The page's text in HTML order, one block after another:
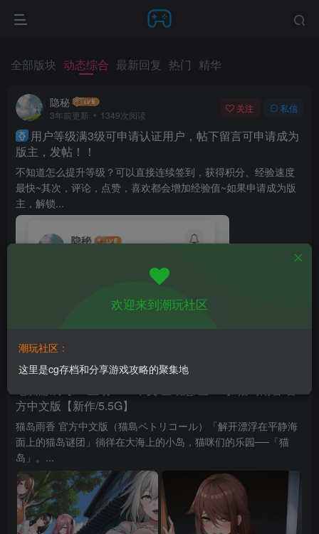
全部版块 动态综合 最新回复 热门 精华
隐秘
3年前更新 1349次阅读
关注 私信
用户等级满3级可申请认证用户，帖下留言可申请成为
版主，发帖！！
不知道怎么提升等级？可以直接连续签到，获得积分、经验速度
最快~其次，评论，点赞，喜欢都会增加经验值~如果申请成为版
主，解锁...
皮卡丘~
32天前发布 218次阅读
方中文版【新作/5.5G】
猫岛雨香 官方中文版（猫島ペトリコール）「解开漂浮在平静海
面上的猫岛谜团」徜徉在大海上的小岛，猫咪们的乐园──「猫
岛」。...
欢迎来到潮玩社区
潮玩社区：
这里是cg存档和分享游戏攻略的聚集地